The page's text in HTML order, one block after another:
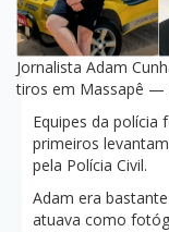
Jornalista Adam
tiros em Massapê —
Equipes da polícia
primeiros
pela Polícia Civil.
Adam era
atuava como